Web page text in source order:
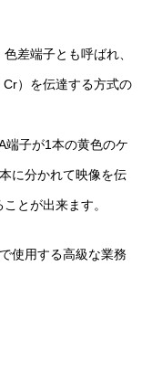
差端子とも呼ばれ、
Cr）を伝達する方式の
端子が1本の黄色のケ
本に分かれて映像を伝
とが出来ます。
使用する高級な業務